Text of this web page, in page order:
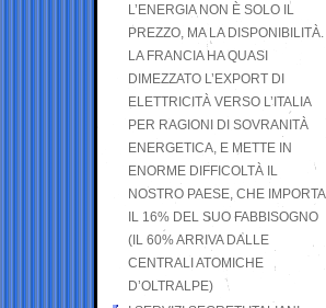
L’ENERGIA NON È SOLO IL
PREZZO, MA LA DISPONIBILITÀ.
LA FRANCIA HA QUASI
DIMEZZATO L’EXPORT DI
ELETTRICITÀ VERSO L’ITALIA
PER RAGIONI DI SOVRANITÀ
ENERGETICA, E METTE IN
ENORME DIFFICOLTÀ IL
NOSTRO PAESE, CHE IMPORTA
IL 16% DEL SUO FABBISOGNO
(IL 60% ARRIVA DALLE
CENTRALI ATOMICHE
D’OLTRALPE)